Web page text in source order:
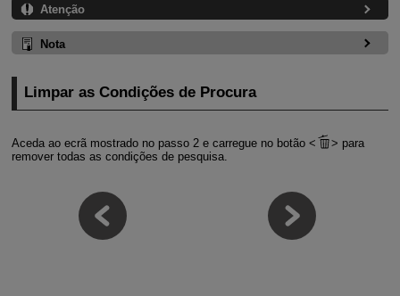
Atenção
Nota
Limpar as Condições de Procura
Aceda ao ecrã mostrado no passo 2 e carregue no botão
para
remover todas as condições de pesquisa.